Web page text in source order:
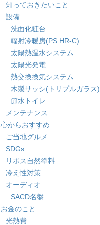
知っておきたいこと
設備
洗面化粧台
輻射冷暖房(PS HR-C)
太陽熱温水システム
太陽光発電
熱交換換気システム
木製サッシ(トリプルガラス)
節水トイレ
メンテナンス
心からおすすめ
ご当地グルメ
SDGs
リボス自然塗料
冷え性対策
オーディオ
SACD名盤
お金のこと
光熱費